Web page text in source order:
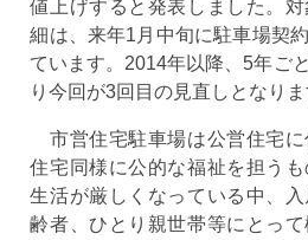
値上げすると発表しました。
細は、来年1月中旬に駐車場契
ています。2014年以降、5年ご
り今回が3回目の見直しとなりま
市営住宅駐車場は公営住宅に
住宅同様に公的な福祉を担う
生活が厳しくなっている中、
齢者、ひとり親世帯等にとっ